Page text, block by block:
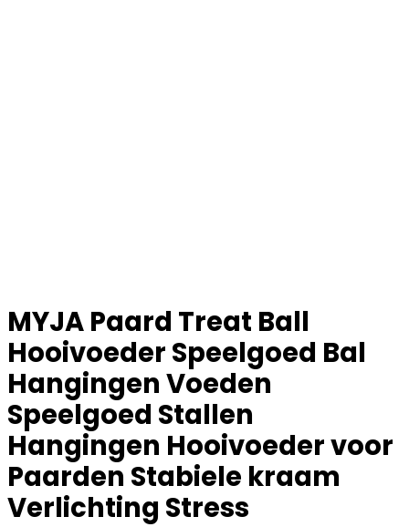
MYJA Paard Treat Ball
Hooivoeder Speelgoed Bal
Hangingen Voeden
Speelgoed Stallen
Hangingen Hooivoeder voor
Paarden Stabiele kraam
Verlichting Stress